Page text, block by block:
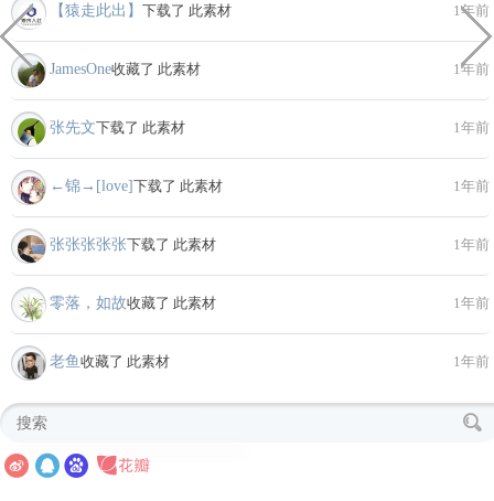
【猿走此出】 下载了 此素材 1年前
JamesOne收藏了 此素材 1年前
张先文下载了 此素材 1年前
←锦→[love]下载了 此素材 1年前
张张张张张下载了 此素材 1年前
零落，如故收藏了 此素材 1年前
老鱼收藏了 此素材 1年前